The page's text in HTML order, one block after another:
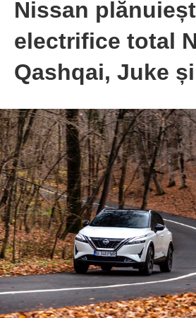
Nissan
electrifice total
Qashqai, Juke